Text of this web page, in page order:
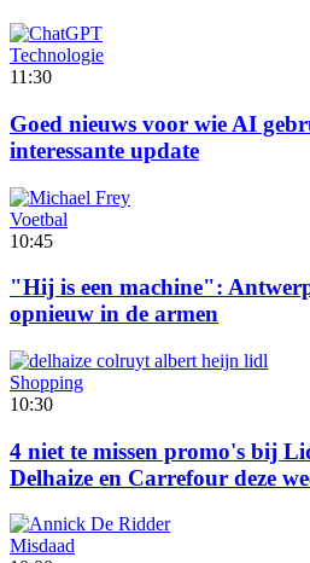
Technologie
11:30
Goed nieuws voor wie AI
interessante update
Voetbal
10:45
"Hij is een machine":
opnieuw in de armen
Shopping
10:30
4 niet te missen promo's bij
Delhaize en Carrefour deze
Misdaad